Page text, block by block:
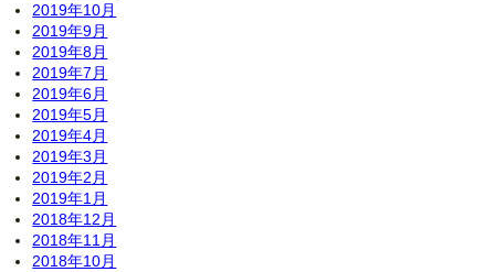
2019年10月
2019年9月
2019年8月
2019年7月
2019年6月
2019年5月
2019年4月
2019年3月
2019年2月
2019年1月
2018年12月
2018年11月
2018年10月